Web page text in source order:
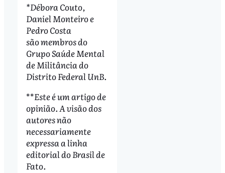
*Débora Couto,
Daniel Monteiro e
Pedro Costa
são membros do
Grupo Saúde Mental
de Militância do
Distrito Federal UnB.
**Este é um artigo de
opinião. A visão dos
autores não
necessariamente
expressa a linha
editorial do Brasil de
Fato.